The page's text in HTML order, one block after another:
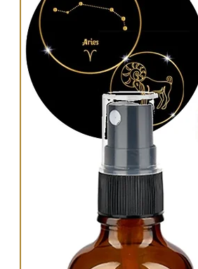
Posée sous votre bougie, la
optimiser ses énergies,
l'espace, ainsi qu'appuyer
poseriez en l'allumant.
Elle permet aussi
énergétiquement vos élixirs,
boissons.
AUTRES PRODUITS FLEUR DE VIE
Univers Fleur de Vie :
LIEN
Géométries
Fleur de vie "Histoire et
AUTRES SUGGESTIONS
HYDROLATS Énergétiques à
Univers Aromathérapie :
LIEN.